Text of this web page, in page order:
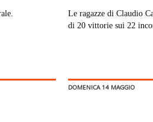
Le ragazze di Claudio
di 20 vittorie sui 22
DOMENICA 14 MAGGIO